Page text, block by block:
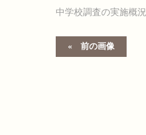
中学校調査の実施概況
前の画像